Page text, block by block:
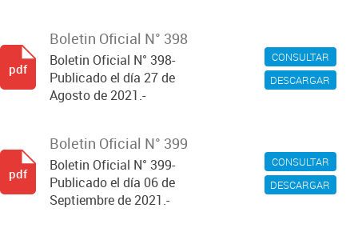
CONSULTAR
DESCARGAR
Boletin Oficial N° 398
Boletin Oficial N° 398-
Publicado el día 27 de
Agosto de 2021.-
pdf
CONSULTAR
DESCARGAR
Boletin Oficial N° 399
Boletin Oficial N° 399-
Publicado el día 06 de
Septiembre de 2021.-
pdf